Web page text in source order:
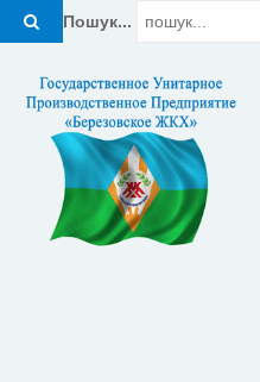
Пошук...